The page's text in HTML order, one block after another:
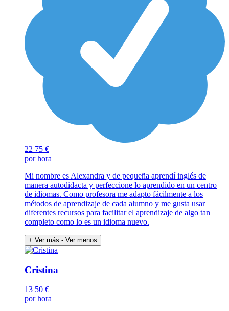
22 75 €
por hora
Mi nombre es Alexandra y de pequeña aprendí inglés de
manera autodidacta y perfeccione lo aprendido en un centro
de idiomas. Como profesora me adapto fácilmente a los
métodos de aprendizaje de cada alumno y me gusta usar
diferentes recursos para facilitar el aprendizaje de algo tan
completo como lo es un idioma nuevo.
+ Ver más - Ver menos
Cristina
13 50 €
por hora